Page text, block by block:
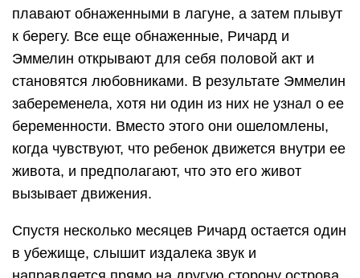
плавают обнаженными в лагуне, а затем плывут
к берегу. Все еще обнаженные, Ричард и
Эммелин открывают для себя половой акт и
становятся любовниками. В результате Эммелин
забеременела, хотя ни один из них не узнал о ее
беременности. Вместо этого они ошеломлены,
когда чувствуют, что ребенок движется внутри ее
живота, и предполагают, что это его живот
вызывает движения.
Спустя несколько месяцев Ричард остается один
в убежище, слышит издалека звук и